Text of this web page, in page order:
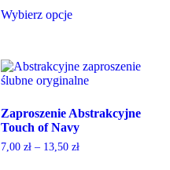
product
Wybierz opcje
has
multiple
variants.
options
may
be
chosen
Zaproszenie Abstrakcyjne
Touch of Navy
7,00 zł– 13,50 zł